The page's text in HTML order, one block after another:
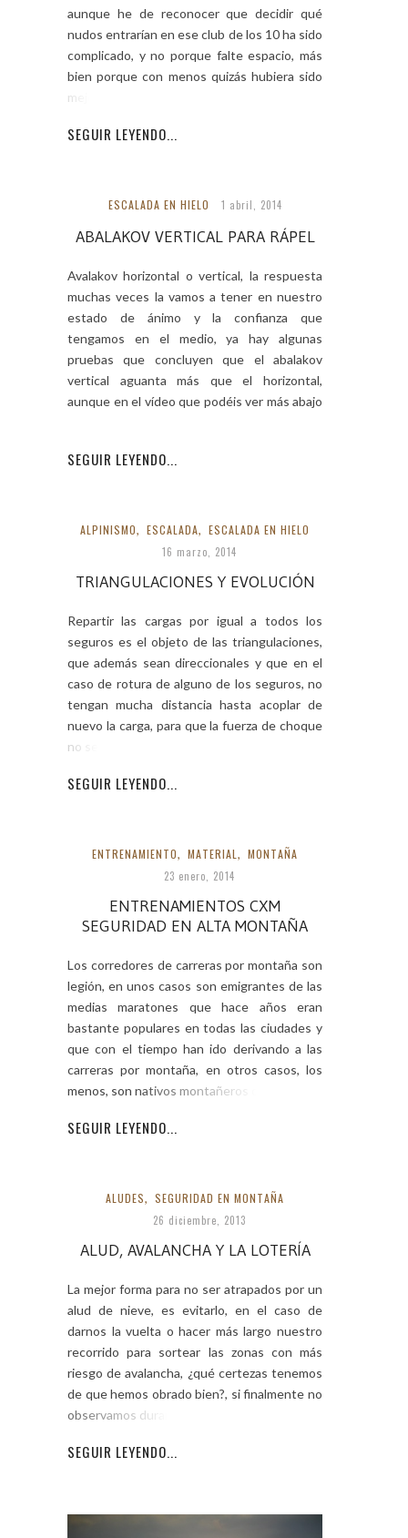
aunque he de reconocer que decidir qué
nudos entrarían en ese club de los 10 ha sido
complicado, y no porque falte espacio, más
bien porque con menos quizás hubiera sido
mejor, pero
SEGUIR LEYENDO...
ESCALADA EN HIELO 1 abril, 2014
ABALAKOV VERTICAL PARA RÁPEL
Avalakov horizontal o vertical, la respuesta
muchas veces la vamos a tener en nuestro
estado de ánimo y la confianza que
tengamos en el medio, ya hay algunas
pruebas que concluyen que el abalakov
vertical aguanta más que el horizontal,
aunque en el vídeo que podéis ver más abajo
SEGUIR LEYENDO...
ALPINISMO, ESCALADA, ESCALADA EN HIELO
16 marzo, 2014
TRIANGULACIONES Y EVOLUCIÓN
Repartir las cargas por igual a todos los
seguros es el objeto de las triangulaciones,
que además sean direccionales y que en el
caso de rotura de alguno de los seguros, no
tengan mucha distancia hasta acoplar de
nuevo la carga, para que la fuerza de choque
no sea capaz
SEGUIR LEYENDO...
ENTRENAMIENTO, MATERIAL, MONTAÑA
23 enero, 2014
ENTRENAMIENTOS CXM
SEGURIDAD EN ALTA MONTAÑA
Los corredores de carreras por montaña son
legión, en unos casos son emigrantes de las
medias maratones que hace años eran
bastante populares en todas las ciudades y
que con el tiempo han ido derivando a las
carreras por montaña, en otros casos, los
menos, son nativos montañeros que han
SEGUIR LEYENDO...
ALUDES, SEGURIDAD EN MONTAÑA
26 diciembre, 2013
ALUD, AVALANCHA Y LA LOTERÍA
La mejor forma para no ser atrapados por un
alud de nieve, es evitarlo, en el caso de
darnos la vuelta o hacer más largo nuestro
recorrido para sortear las zonas con más
riesgo de avalancha, ¿qué certezas tenemos
de que hemos obrado bien?, si finalmente no
observamos durante ese
SEGUIR LEYENDO...